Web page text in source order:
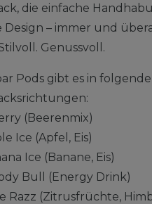
die einfache
Design – immer und
Genussvoll.
Pods gibt es in
(Beerenmix)
Ice (Apfel, Eis)
Ice (Banane, Eis)
Bull (Energy Drink)
Razz (Zitrusfrüchte,